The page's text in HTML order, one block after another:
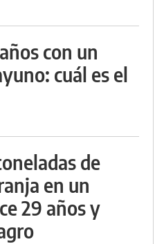
con un
cuál es el
de
en un
29 años y